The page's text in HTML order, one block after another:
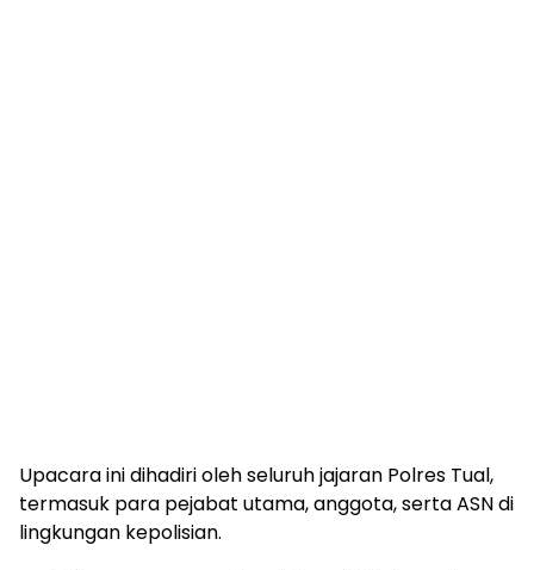
Upacara ini dihadiri oleh seluruh jajaran Polres Tual,
termasuk para pejabat utama, anggota, serta ASN di
lingkungan kepolisian.